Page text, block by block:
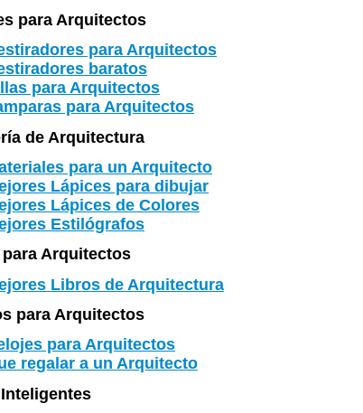
para Arquitectos
para Arquitectos
baratos
para Arquitectos
para Arquitectos
de Arquitectura
para un Arquitecto
Lápices para dibujar
Lápices de Colores
Estilógrafos
Arquitectos
Libros de Arquitectura
para Arquitectos
para Arquitectos
regalar a un Arquitecto